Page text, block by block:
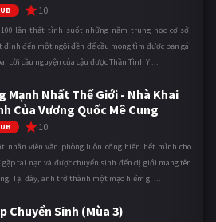
10
lần thất tình suốt những năm trung học cơ sở,
định đến một ngôi đền để cầu mong tìm được bạn gái
Lời cầu nguyện của cậu được Thần Tình Y ...
Mạnh Nhất Thế Giới - Nhà Khai
Của Vương Quốc Mê Cung
10
nhân viên văn phòng luôn cống hiến hết mình cho
gặp tai nạn và được chuyển sinh đến dị giới mang tên
Tại đây, anh trở thành một mạo hiểm gi ...
Chuyển Sinh (Mùa 3)